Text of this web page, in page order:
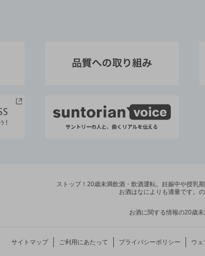
ストップ！20歳未満飲酒・飲酒運転。 妊娠中や授乳
お酒はなによりも適量です。
お酒に関する情報の20歳
サイトマップ ご利用にあたって プライバシーポリシー ウェ